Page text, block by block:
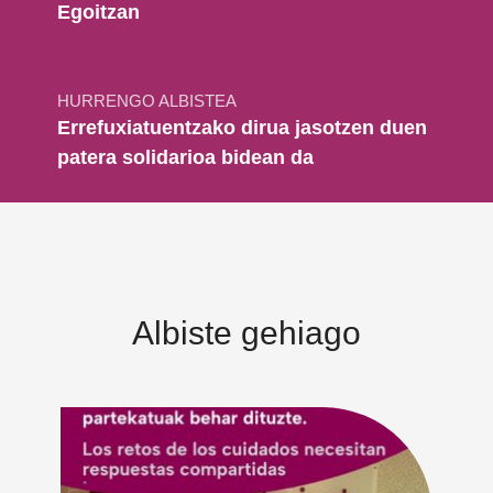
Egoitzan
HURRENGO ALBISTEA
Errefuxiatuentzako dirua jasotzen duen
patera solidarioa bidean da
Albiste gehiago